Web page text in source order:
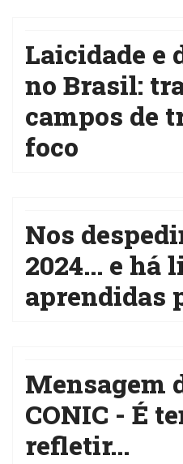
Laicidade e
no Brasil:
campos de
foco
Nos
2024... e há
aprendidas
Mensagem
CONIC - É
refletir...